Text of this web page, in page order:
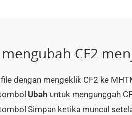
CF2
dengan mengeklik CF2 ke
Ubah untuk mengunggah
Simpan ketika muncul